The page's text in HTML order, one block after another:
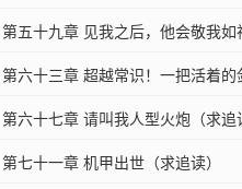
第五十九章 见我之后，他会敬我如
读）
第六十三章 超越常识！一把活着的
追读）
第六十七章 请叫我人型火炮（求追
第七十一章 机甲出世（求追读）